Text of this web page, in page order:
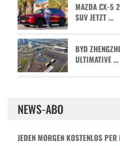
MAZDA CX-5
SUV JETZT …
BYD
ULTIMATIVE …
NEWS-ABO
JEDEN MORGEN KOSTENLOS